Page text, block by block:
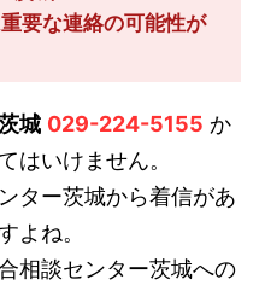
要な連絡の可能性が
城 029-224-5155 か
はいけません。
ター茨城から着信があ
よね。
相談センター茨城への